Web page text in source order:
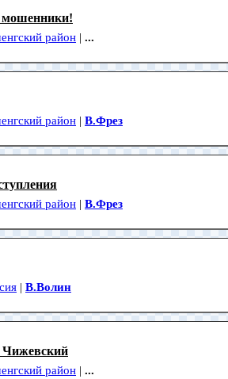
мошенники!
район | ...
район | В.Фрез
район | В.Фрез
| В.Волин
Чижевский
район | ...